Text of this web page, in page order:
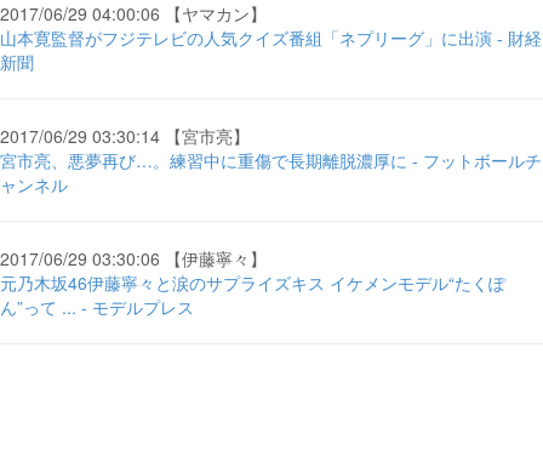
2017/06/29 04:00:06 【ヤマカン】
山本寛監督がフジテレビの人気クイズ番組「ネプリーグ」に出演 - 財経
新聞
2017/06/29 03:30:14 【宮市亮】
宮市亮、悪夢再び…。練習中に重傷で長期離脱濃厚に - フットボールチ
ャンネル
2017/06/29 03:30:06 【伊藤寧々】
元乃木坂46伊藤寧々と涙のサプライズキス イケメンモデル“たくぽ
ん”って ... - モデルプレス